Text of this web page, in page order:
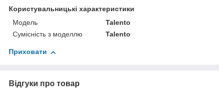
Користувальницькі характеристики
Мoдель
Talento
Сумісність з моделлю
Talento
Приховати
Відгуки про товар